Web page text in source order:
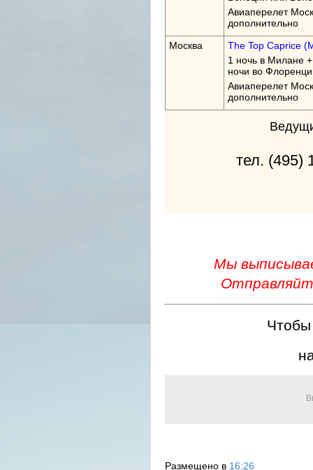
Авиаперелет
дополнительно
Москва
The Top Caprice
1 ночь в Милане
ночи во
Авиаперелет
дополнительно
тел. (495)
Мы
Чтобы
Размещено в 16:26